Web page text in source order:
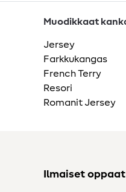
Muodikkaat
Jersey
Farkkukangas
French Terry
Resori
Romanit Jersey
Ilmaiset oppaat